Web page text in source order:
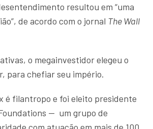
resultou em “uma
de acordo com o jornal The Wall
o megainvestidor elegeu o
para chefiar seu império.
é filantropo e foi eleito presidente
— um grupo de